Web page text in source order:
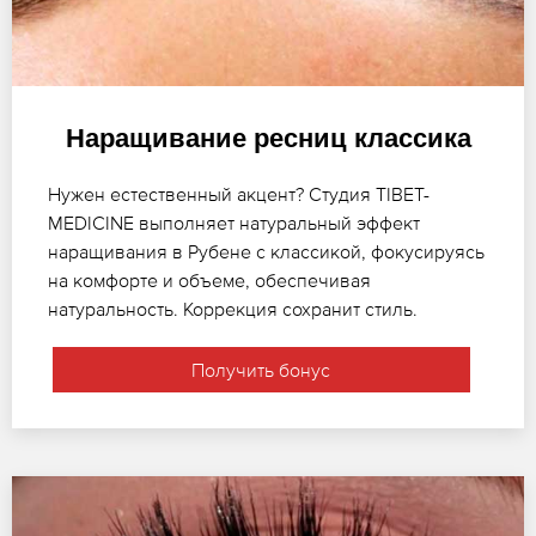
Наращивание ресниц классика
Нужен естественный акцент? Студия TIBET-
MEDICINE выполняет натуральный эффект
наращивания в Рубене с классикой, фокусируясь
на комфорте и объеме, обеспечивая
натуральность. Коррекция сохранит стиль.
Получить бонус